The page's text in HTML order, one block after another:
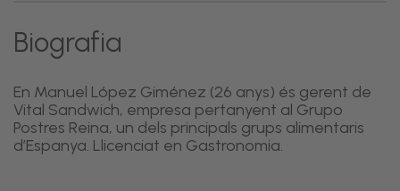
Biografia
En Manuel López Giménez (26 anys) és gerent de
Vital Sandwich, empresa pertanyent al Grupo
Postres Reina, un dels principals grups alimentaris
d’Espanya. Llicenciat en Gastronomia.